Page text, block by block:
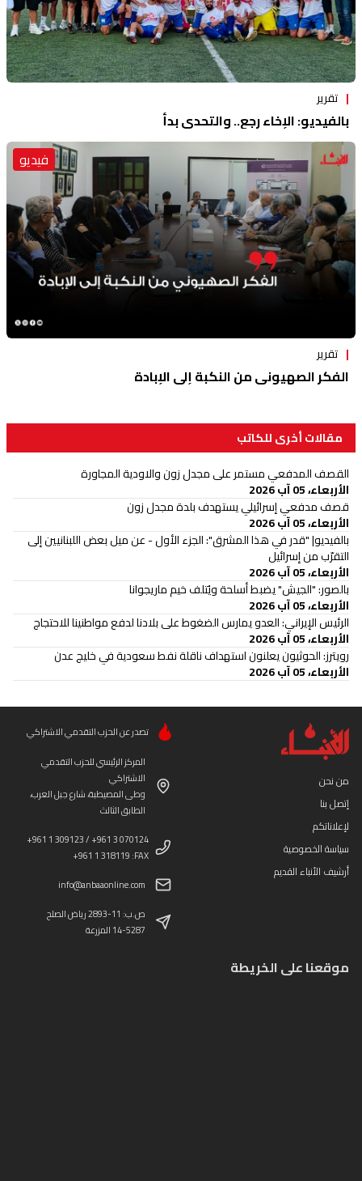
تقرير
بالفيديو: الإخاء رجع.. والتحدي بدأ
فيديو
تقرير
الفكر الصهيوني من النكبة إلى الإبادة
مقالات أخرى للكاتب
القصف المدفعي مستمر على مجدل زون والاودية المجاورة
الأربعاء، 05 آب 2026
قصف مدفعي إسرائيلي يستهدف بلدة مجدل زون
الأربعاء، 05 آب 2026
بالفيديو| "قدر في هذا المشرق": الجزء الأول - عن ميل بعض اللبنانيين إلى
التقرّب من إسرائيل
الأربعاء، 05 آب 2026
بالصور: "الجيش" يضبط أسلحة ويُتلف خيم ماريجوانا
الأربعاء، 05 آب 2026
الرئيس الإيراني: العدو يمارس الضغوط على بلادنا لدفع مواطنينا للاحتجاج
الأربعاء، 05 آب 2026
‏رويترز: الحوثيون يعلنون استهداف ناقلة نفط سعودية في خليج عدن
الأربعاء، 05 آب 2026
من نحن
إتصل بنا
لإعلاناتكم
سياسة الخصوصية
أرشيف الأنباء القديم
تصدر عن الحزب التقدمي الاشتراكي
المركز الرئيسي للحزب التقدمي
الاشتراكي
وطى المصيطبة، شارع جبل العرب،
الطابق الثالث
+961 1 309123 / +961 3 070124
+961 1 318119 :FAX
info@anbaaonline.com
ص.ب: 11-2893 رياض الصلح
14-5287 المزرعة
موقعنا على الخريطة